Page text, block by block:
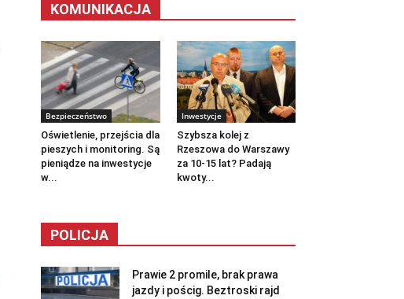
KOMUNIKACJA
Bezpieczeństwo
Oświetlenie, przejścia dla
pieszych i monitoring. Są
pieniądze na inwestycje
w...
Inwestycje
Szybsza kolej z
Rzeszowa do Warszawy
za 10-15 lat? Padają
kwoty...
POLICJA
Prawie 2 promile, brak prawa
jazdy i pościg. Beztroski rajd